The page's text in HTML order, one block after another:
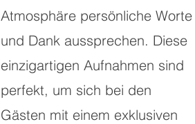
Atmosphäre persönliche Worte
und Dank aussprechen. Diese
einzigartigen Aufnahmen sind
perfekt, um sich bei den
Gästen mit einem exklusiven